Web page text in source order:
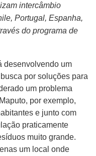
intercâmbio
Portugal, Espanha,
do programa de
desenvolvendo um
por soluções para
um problema
por exemplo,
e junto com
praticamente
muito grande.
um local onde